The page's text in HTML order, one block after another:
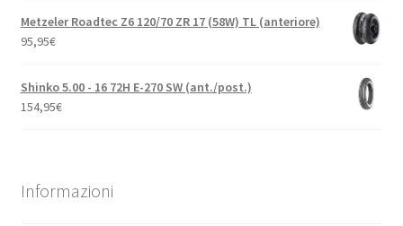
Metzeler Roadtec Z6 120/70 ZR 17 (58W) TL (anteriore)
95,95€
Shinko 5.00 - 16 72H E-270 SW (ant./post.)
154,95€
Informazioni